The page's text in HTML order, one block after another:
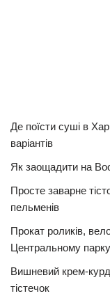
Де поїсти суші в
варіантів
Як заощадити на
Просте заварне
пельменів
Прокат роликів,
Центральному
Вишневий крем-
тістечок